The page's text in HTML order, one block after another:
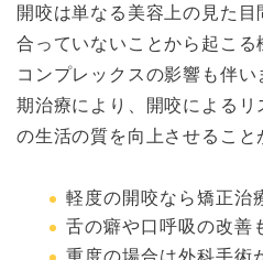
開咬は単なる美容上の見た
合っていないことから起こ
コンプレックスの影響も伴
期治療により、開咬による
の生活の質を向上させること
軽度の開咬なら矯正治
舌の癖や口呼吸の改善
重度の場合は外科手術